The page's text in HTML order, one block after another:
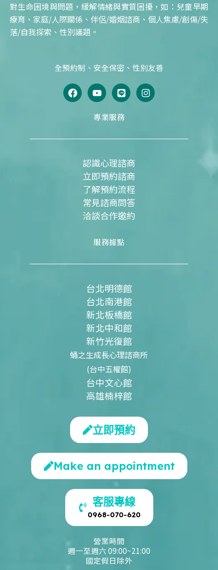
對生命困境與問題，緩解情緒與實質困擾，如：兒童早期
療育、家庭/人際關係、伴侶/婚姻諮商、個人焦慮/創傷/失
落/自我探索、性別議題。
全預約制、安全保密、性別友善
F
a
c
o
Y
o
u
t
u
e
L
i
n
e
I
n
s
r
專業服務
認識心理諮商
立即預約諮商
了解預約流程
常見諮商問答
洽談合作邀約
服務據點
台北明德館
台北南港館
新北板橋館
新北中和館
新竹光復館
蛹之生成長心理諮商所
(台中五權館)
台中文心館
高雄楠梓館
立即預約
Make an appointment
客服專線
0968-070-620
營業時間
週一至週六 09:00~21:00
國定假日除外